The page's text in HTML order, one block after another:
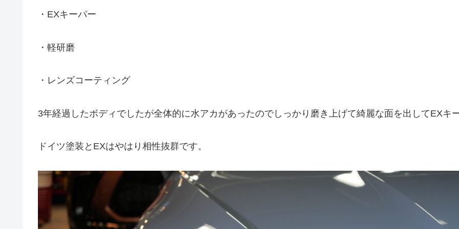
・EXキーパー
・軽研磨
・レンズコーティング
3年経過したボディでしたが全体的に水アカがあったのでしっかり磨き上げて綺麗な面を出してEXキ
ドイツ塗装とEXはやはり相性抜群です。